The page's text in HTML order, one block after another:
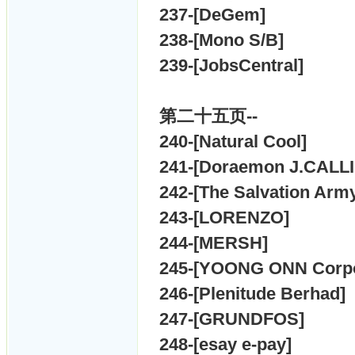
237-[DeGem]
238-[Mono S/B]
239-[JobsCentral]
第二十五页--
240-[Natural Cool]
241-[Doraemon
242-[The Salvation
243-[LORENZO]
244-[MERSH]
245-[YOONG ONN
246-[Plenitude Berhad]
247-[GRUNDFOS]
248-[esay e-pay]